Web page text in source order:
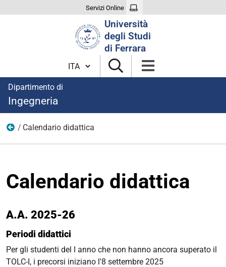
Servizi Online
Università
degli Studi
di Ferrara
Cambia lingua
Dipartimento di
Ingegneria
Didattica
Calendario didattica
Calendario didattica
A.A. 2025-26
Periodi didattici
Per gli studenti del I anno che non hanno ancora superato il
TOLC-I, i precorsi iniziano l'8 settembre 2025